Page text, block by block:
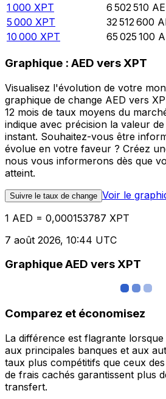
1 000 XPT 6 502 510
5 000 XPT 32 512 600
10 000 XPT 65 025 100
Graphique : AED vers XPT
Visualisez l'évolution de votre
graphique de change AED vers
12 mois de taux moyens du
indique avec précision la valeur
instant. Souhaitez-vous être
évolue en votre faveur ? Créez
nous vous informerons dès que
atteint.
Suivre le taux de change Voir le
1 AED = 0,000153787 XPT
7 août 2026, 10:44 UTC
Graphique AED vers XPT
Comparez et économisez
La différence est flagrante
aux principales banques et aux
taux plus compétitifs que ceux
de frais cachés garantissent plus
transfert.